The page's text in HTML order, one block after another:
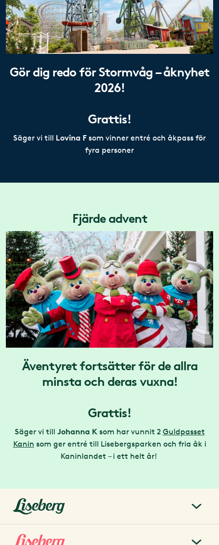
Gör dig redo för Stormvåg – åknyhet
2026!
Grattis!
Säger vi till Lovina F som vinner entré och åkpass för
fyra personer
Fjärde advent
Äventyret fortsätter för de allra
minsta och deras vuxna!
Grattis!
Säger vi till Johanna Ksom har vunnit 2 Guldpasset
Kanin som ger entré till Lisebergsparken och fria åk i
Kaninlandet – i ett helt år!
liseberg.se